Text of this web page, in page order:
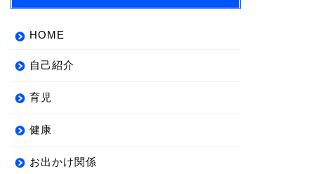
HOME
自己紹介
育児
健康
お出かけ関係